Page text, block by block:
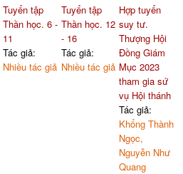
Tuyển tập
Thần học. 6 -
11
Tác giả:
Nhiều tác giả
Tuyển tập
Thần học. 12
- 16
Tác giả:
Nhiều tác giả
Hợp tuyển
suy tư.
Thượng Hội
Đồng Giám
Mục 2023
tham gia sứ
vụ Hội thánh
Tác giả:
Khổng Thành
Ngọc,
Nguyễn Như
Quang